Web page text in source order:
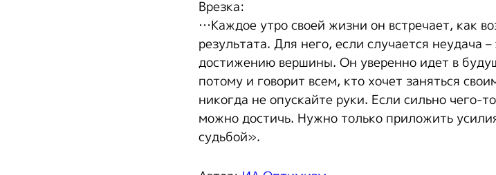
Врезка:
…Каждое утро своей жизни он встречает, как
результата. Для него, если случается неудача
достижению вершины. Он уверенно идет в
потому и говорит всем, кто хочет заняться
никогда не опускайте руки. Если сильно чего-
можно достичь. Нужно только приложить
судьбой».